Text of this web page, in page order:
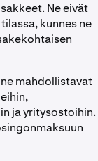
Ne eivät
tilassa, kunnes ne
mahdollistavat
ja yritysostoihin.